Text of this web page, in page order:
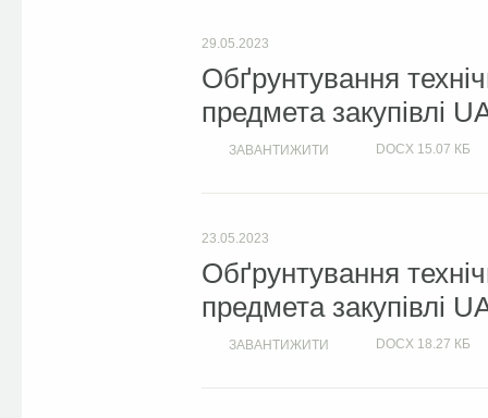
29.05.2023
Обґрунтування
предмета закупівлі
ЗАВАНТИЖИТИ DOCX 15.07 КБ
23.05.2023
Обґрунтування
предмета закупівлі
ЗАВАНТИЖИТИ DOCX 18.27 КБ